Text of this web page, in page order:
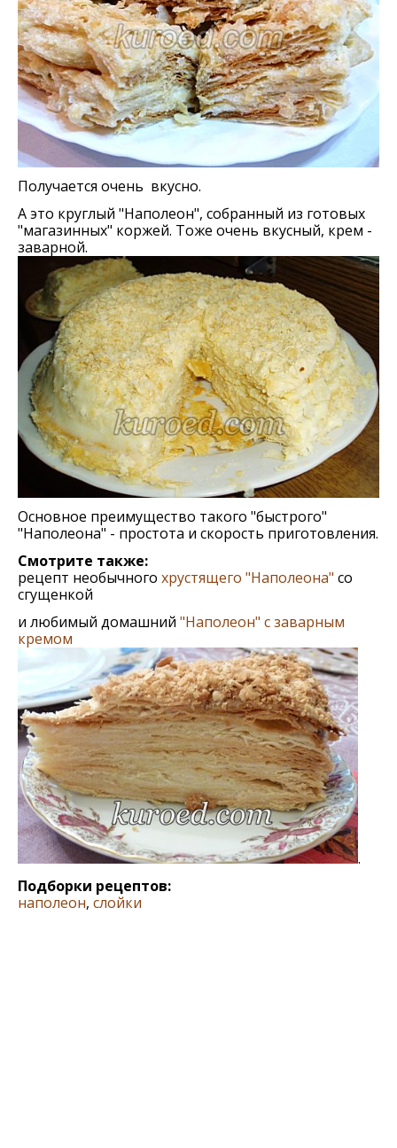
Получается очень вкусно.
А это круглый "Наполеон", собранный из готовых
"магазинных" коржей. Тоже очень вкусный, крем -
заварной.
Основное преимущество такого "быстрого"
"Наполеона" - простота и скорость приготовления.
Смотрите также:
рецепт необычного хрустящего "Наполеона" со
сгущенкой
и любимый домашний "Наполеон" с заварным
кремом
.
Подборки рецептов:
наполеон, слойки